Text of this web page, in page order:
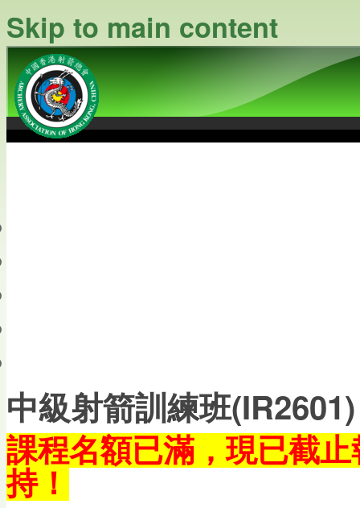
Skip to main content
中級射箭訓練班
課程名額已滿，現已截
持！